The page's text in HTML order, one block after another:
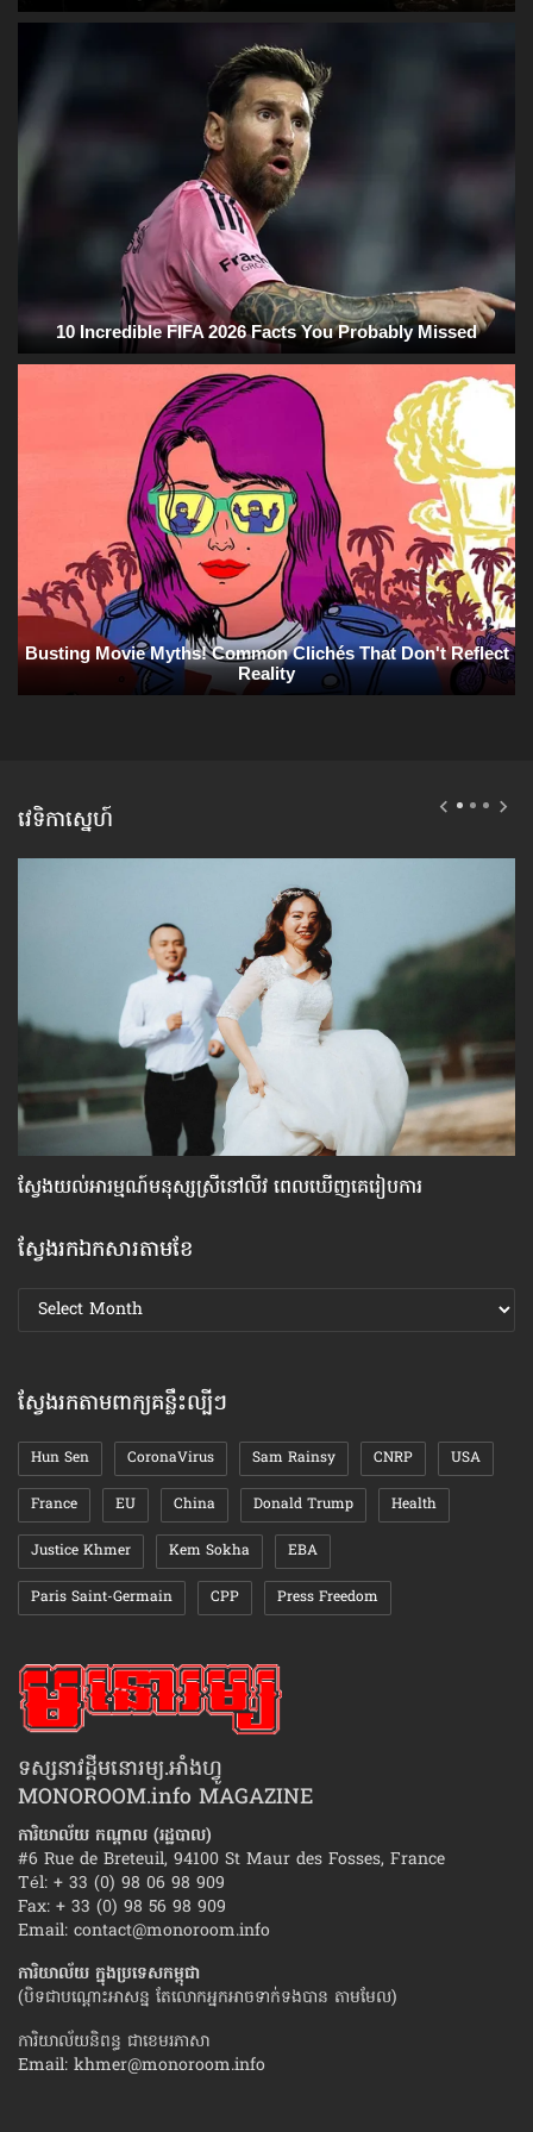
វេទិកាស្នេហ៍
ស្វែង​យល់​អារម្មណ៍​មនុស្ស​ស្រី​នៅ​លីវ ពេល​ឃើញ​គេ​រៀបការ
ស្វែងរកឯកសារតាមខែ
ស្វែងរក
ឯកសារ
ស្វែងរកតាមពាក្យគន្លឹះល្បីៗ
Hun Sen CoronaVirus Sam Rainsy CNRP USA
France EU China Donald Trump Health
Justice Khmer Kem Sokha EBA
Paris Saint-Germain CPP Press Freedom
ទស្សនាវដ្ដីមនោរម្យ.អាំងហ្វូ
MONOROOM.info MAGAZINE
ការិយាល័យ កណ្ដាល (រដ្ឋបាល)
#6 Rue de Breteuil, 94100 St Maur des Fosses, France
Tél: + 33 (0) 98 06 98 909
Fax: + 33 (0) 98 56 98 909
Email: contact@monoroom.info
ការិយាល័យ ក្នុង​ប្រទេស​កម្ពុជា
(បិទជាបណ្ដោះអាសន្ន តែលោកអ្នកអាចទាក់ទងបាន តាមមែល)
ការិយាល័យនិពន្ធ ជាខេមរភាសា
Email: khmer@monoroom.info